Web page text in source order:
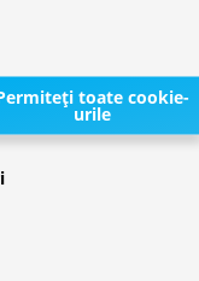
toate cookie-
urile